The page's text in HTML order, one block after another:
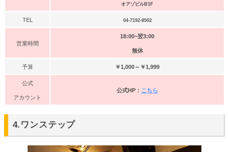
オアゾビルB1F
TEL 04-7192-8502
営業時間
18:00~翌3:00
無休
予算 ￥1,000～￥1,999
公式
アカウント
公式HP： こちら
4.ワンステップ